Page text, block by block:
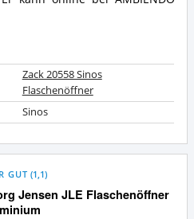
Zack 20558 Sinos
Flaschenöffner
Sinos
Jensen JLE Flaschenöffner
GUT (1,1)